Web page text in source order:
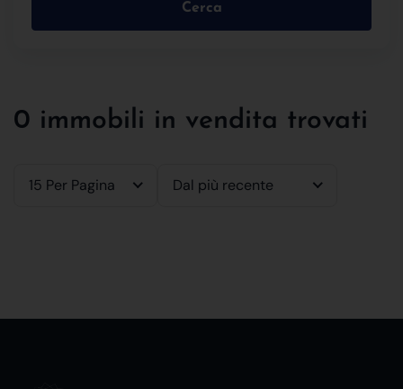
Cerca
0 immobili in vendita trovati
15 Per Pagina Dal più recente